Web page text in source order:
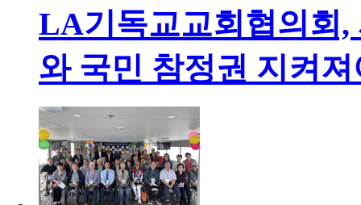
LA기독교교회협의회
와 국민 참정권 지켜져